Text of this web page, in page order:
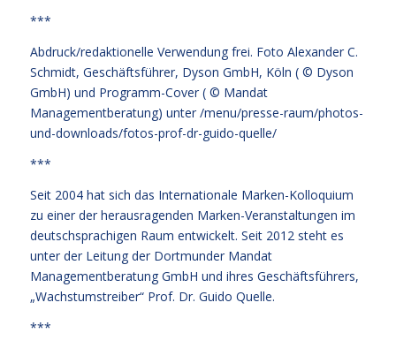
***
Abdruck/redaktionelle Verwendung frei. Foto Alexander C.
Schmidt, Geschäftsführer, Dyson GmbH, Köln ( © Dyson
GmbH) und Programm-Cover ( © Mandat
Managementberatung) unter /menu/presse-raum/photos-
und-downloads/fotos-prof-dr-guido-quelle/
***
Seit 2004 hat sich das Internationale Marken-Kolloquium
zu einer der herausragenden Marken-Veranstaltungen im
deutschsprachigen Raum entwickelt. Seit 2012 steht es
unter der Leitung der Dortmunder Mandat
Managementberatung GmbH und ihres Geschäftsführers,
„Wachstumstreiber“ Prof. Dr. Guido Quelle.
***